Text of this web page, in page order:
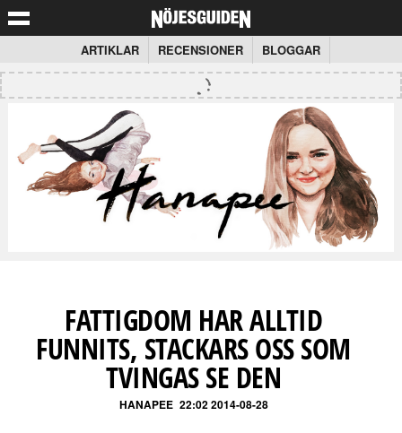
ARTIKLAR RECENSIONER BLOGGAR
FATTIGDOM HAR ALLTID
FUNNITS, STACKARS OSS SOM
TVINGAS SE DEN
HANAPEE 22:02 2014-08-28